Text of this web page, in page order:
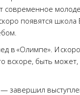
современное
появятся
в «Олимпе». И
вскоре, быть
— завершил